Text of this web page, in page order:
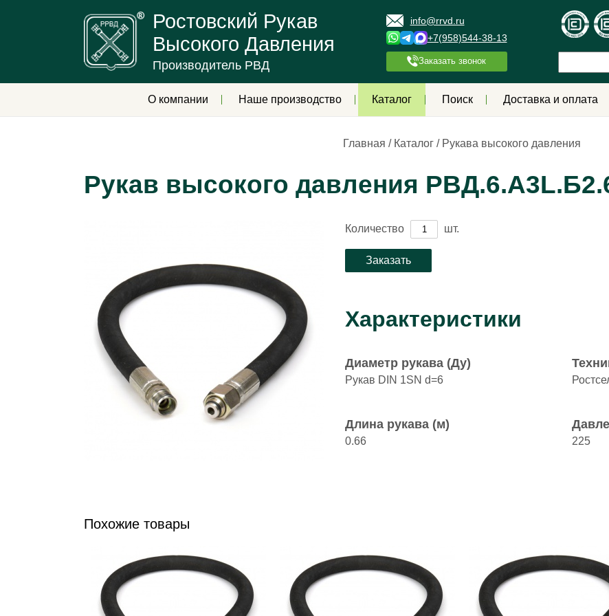
Ростовский Рукав
Высокого Давления
Производитель РВД
info@rrvd.ru
+7(958)544-38-13
Заказать звонок
О компании Наше производство Каталог Поиск Доставка и оплата
Главная / Каталог / Рукава высокого давления
Рукав высокого давления
Количество шт.
Характеристики
Диаметр рукава (Ду)
Рукав DIN 1SN d=6
Длина рукава (м)
0.66 225
Похожие товары